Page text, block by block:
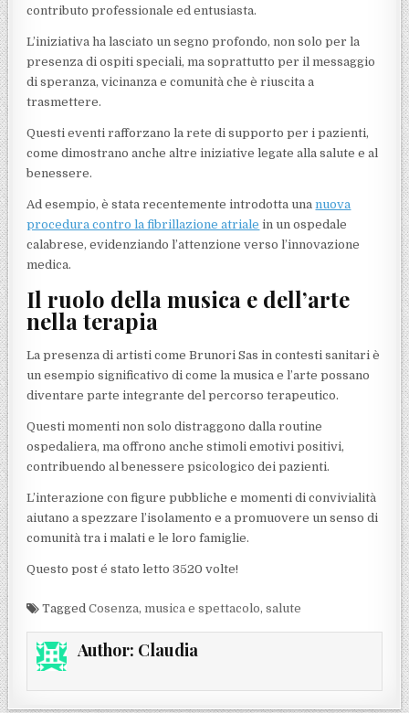
contributo professionale ed entusiasta.
L’iniziativa ha lasciato un segno profondo, non solo per la
presenza di ospiti speciali, ma soprattutto per il messaggio
di speranza, vicinanza e comunità che è riuscita a
trasmettere.
Questi eventi rafforzano la rete di supporto per i pazienti,
come dimostrano anche altre iniziative legate alla salute e al
benessere.
Ad esempio, è stata recentemente introdotta unanuova
procedura contro la fibrillazione atriale in un ospedale
calabrese, evidenziando l’attenzione verso l’innovazione
medica.
Il ruolo della musica e dell’arte
nella terapia
La presenza di artisti come Brunori Sas in contesti sanitari è
un esempio significativo di come la musica e l’arte possano
diventare parte integrante del percorso terapeutico.
Questi momenti non solo distraggono dalla routine
ospedaliera, ma offrono anche stimoli emotivi positivi,
contribuendo al benessere psicologico dei pazienti.
L’interazione con figure pubbliche e momenti di convivialità
aiutano a spezzare l’isolamento e a promuovere un senso di
comunità tra i malati e le loro famiglie.
Questo post é stato letto 3520 volte!
TaggedCosenza, musica e spettacolo,salute
Author: Claudia